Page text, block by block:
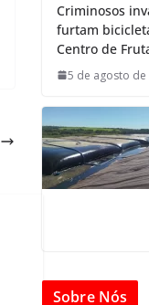
Criminosos
furtam
Centro de
5 de agosto de
Sobre Nós